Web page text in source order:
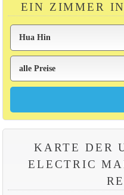
EIN ZIMMER
KARTE DER
ELECTRIC